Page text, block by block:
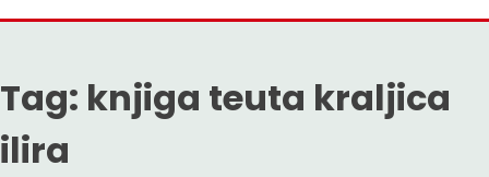
Tag: knjiga teuta kraljica
ilira